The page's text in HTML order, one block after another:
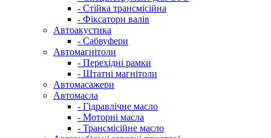
- Стійка трансмісійна
- Фіксатори валів
Автоакустика
- Сабвуфери
Автомагнітоли
- Перехідні рамки
- Штатні магнітоли
Автомасажери
Автомасла
- Гідравлічне масло
- Моторні масла
- Трансмісійне масло